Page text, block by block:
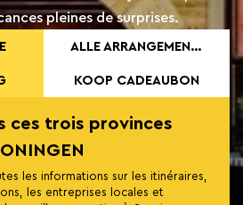
pleines de surprises.
ALLE ARRANGEMENT OP EEN RIJTJE
KOOP CADEAUBON
ces trois provinces
les informations sur les itinéraires,
les entreprises locales et